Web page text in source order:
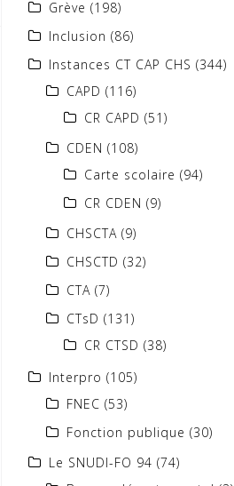
Grève (198)
Inclusion (86)
Instances CT CAP CHS (344)
CAPD (116)
CR CAPD (51)
CDEN (108)
Carte scolaire (94)
CR CDEN (9)
CHSCTA (9)
CHSCTD (32)
CTA (7)
CTsD (131)
CR CTSD (38)
Interpro (105)
FNEC (53)
Fonction publique (30)
Le SNUDI-FO 94 (74)